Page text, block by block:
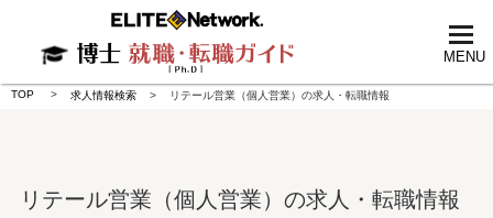
MENU
TOP 求人情報検索 リテール営業（個人営業）の求人・転職情報
リテール営業（個人営業）の求人・転職情報